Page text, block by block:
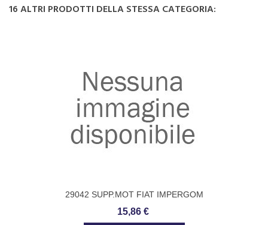
16 ALTRI PRODOTTI DELLA STESSA CATEGORIA:
29042 SUPP.MOT FIAT IMPERGOM
15,86 €